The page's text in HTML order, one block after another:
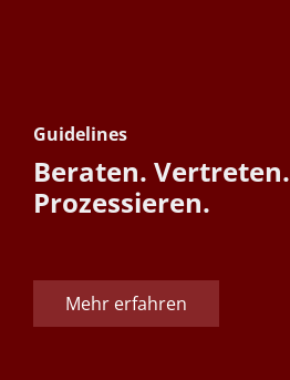
Guidelines
Beraten. Vertreten.
Prozessieren.
Mehr erfahren